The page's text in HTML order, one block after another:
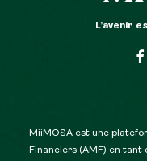
L’avenir
MiiMOSA est une
Financiers (AMF) en